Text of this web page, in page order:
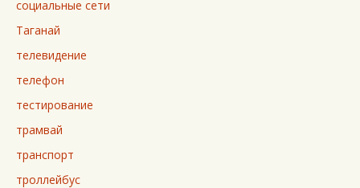
социальные сети
Таганай
телевидение
телефон
тестирование
трамвай
транспорт
троллейбус